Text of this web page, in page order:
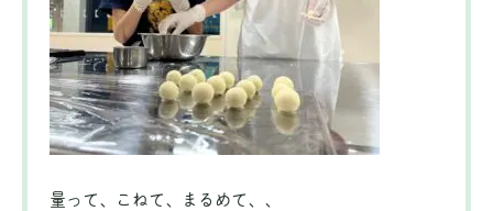
量って、こねて、まるめて、、